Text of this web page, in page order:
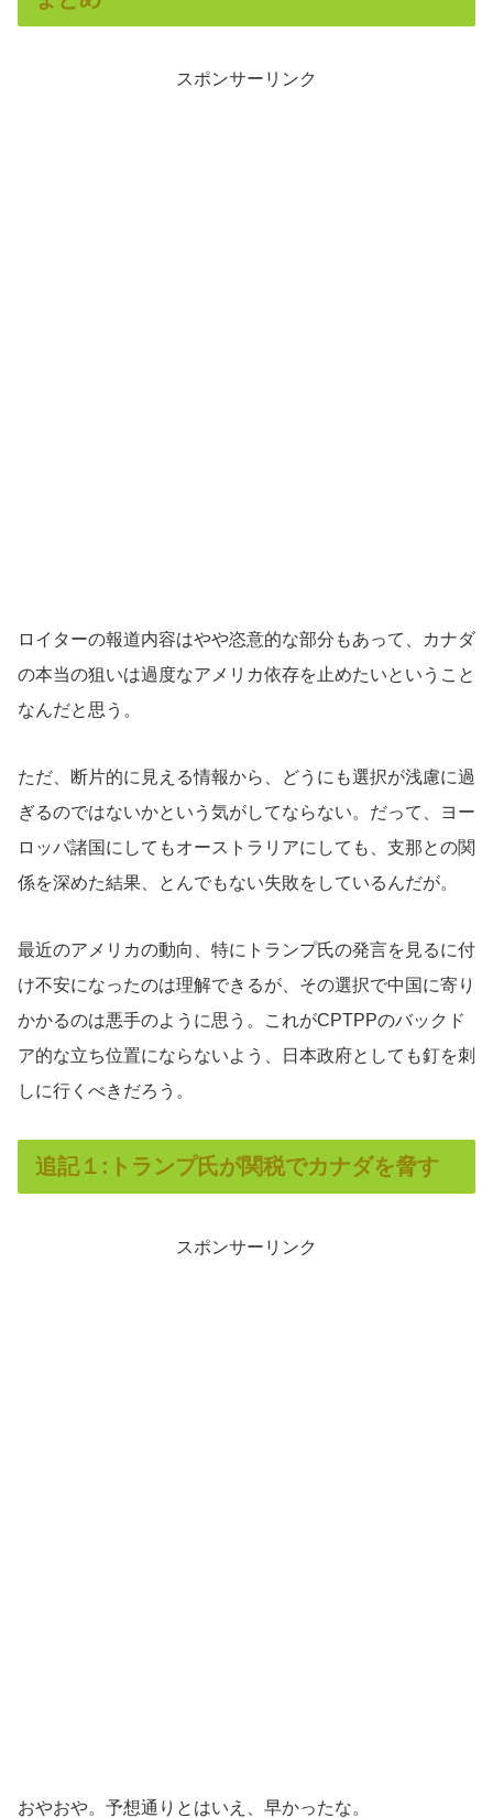
スポンサーリンク
ロイターの報道内容はやや恣意的な部分もあって、カナダ
の本当の狙いは過度なアメリカ依存を止めたいということ
なんだと思う。
ただ、断片的に見える情報から、どうにも選択が浅慮に過
ぎるのではないかという気がしてならない。だって、ヨー
ロッパ諸国にしてもオーストラリアにしても、支那との関
係を深めた結果、とんでもない失敗をしているんだが。
最近のアメリカの動向、特にトランプ氏の発言を見るに付
け不安になったのは理解できるが、その選択で中国に寄り
かかるのは悪手のように思う。これがCPTPPのバックド
ア的な立ち位置にならないよう、日本政府としても釘を刺
しに行くべきだろう。
追記１:トランプ氏が関税でカナダを脅す
スポンサーリンク
おやおや。予想通りとはいえ、早かったな。